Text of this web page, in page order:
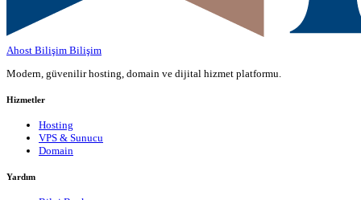
Ahost Bilişim Bilişim
Modern, güvenilir hosting, domain ve dijital hizmet platformu.
Hizmetler
Hosting
VPS & Sunucu
Domain
Yardım